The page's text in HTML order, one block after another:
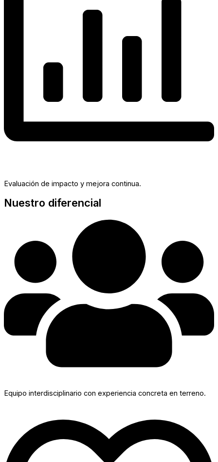
Evaluación de impacto y mejora continua.
Nuestro diferencial
Equipo interdisciplinario con experiencia concreta en terreno.